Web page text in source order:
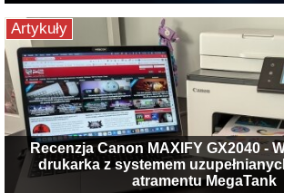
Recenzja Canon MAXIFY GX2040 -
drukarka z systemem
atramentu MegaTank
Artykuły